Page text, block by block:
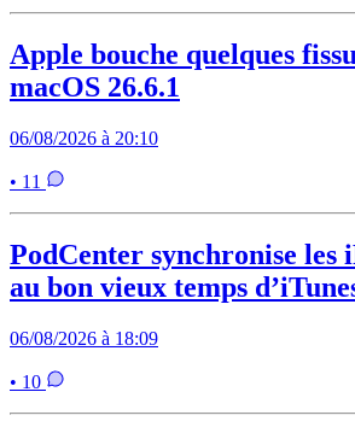
Apple bouche quelques
macOS 26.6.1
06/08/2026 à 20:10
• 11
PodCenter synchronise les
au bon vieux temps
06/08/2026 à 18:09
• 10